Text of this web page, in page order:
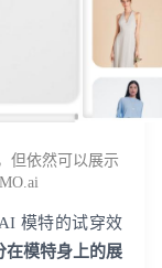
但依然可以展示
模特的试穿效
在模特身上的展